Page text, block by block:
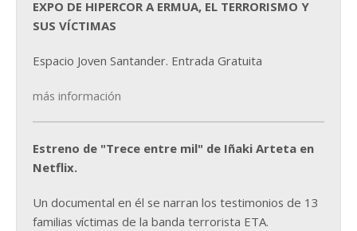
EXPO DE HIPERCOR A ERMUA, EL TERRORISMO Y
SUS VÍCTIMAS
Espacio Joven Santander. Entrada Gratuita
más información
Estreno de "Trece entre mil" de Iñaki Arteta en
Netflix.
Un documental en él se narran los testimonios de 13
familias víctimas de la banda terrorista ETA.